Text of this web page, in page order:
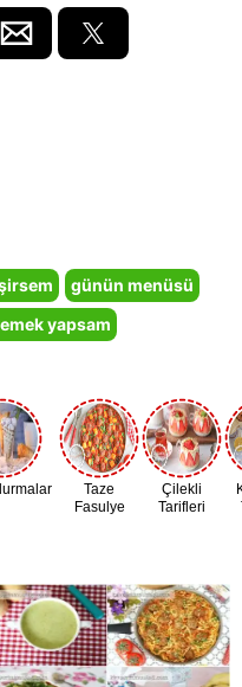
günün menüsü
yapsam
Taze
Fasulye
Çilekli
Tarifleri